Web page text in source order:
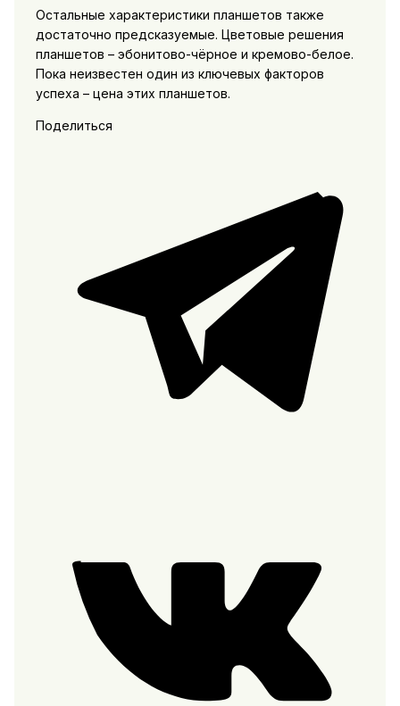
Остальные характеристики планшетов также
достаточно предсказуемые. Цветовые решения
планшетов – эбонитово-чёрное и кремово-белое.
Пока неизвестен один из ключевых факторов
успеха – цена этих планшетов.
Поделиться